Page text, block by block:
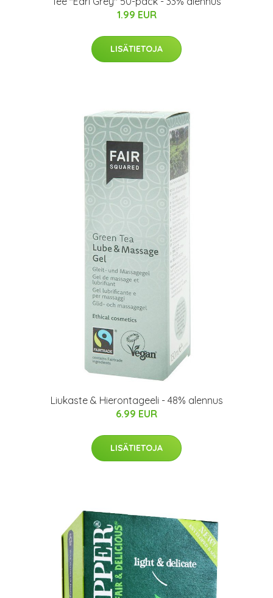
1.99 EUR
LISÄTIETOJA
Liukaste & Hierontageeli - 48% alennus
6.99 EUR
LISÄTIETOJA